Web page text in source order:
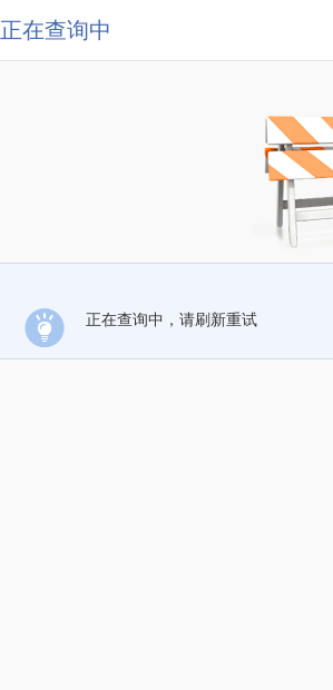
正在查询中
正在查询中，请刷新重试